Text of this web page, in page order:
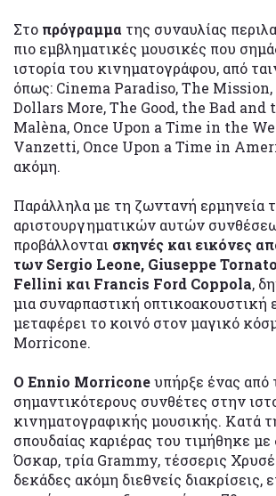
Στο πρόγραμμα της συναυλίας
πιο εμβληματικές μουσικές που
ιστορία του κινηματογράφου, από
όπως: Cinema Paradiso, The Mission,
Dollars More, The Good, the Bad and
Malèna, Once Upon a Time in the
Vanzetti, Once Upon a Time in
ακόμη.
Παράλληλα με τη ζωντανή ερμηνεία
αριστουργηματικών αυτών
προβάλλονται σκηνές και εικόνες
των Sergio Leone, Giuseppe
Fellini και Francis Ford Coppola,
μια συναρπαστική οπτικοακουστική
μεταφέρει το κοινό στον μαγικό
Morricone.
Ο Ennio Morriconeυπήρξε ένας από
σημαντικότερους συνθέτες στην
κινηματογραφικής μουσικής. Κατά
σπουδαίας καριέρας του τιμήθηκε με
Όσκαρ, τρία Grammy, τέσσερις
δεκάδες ακόμη διεθνείς διακρίσεις,